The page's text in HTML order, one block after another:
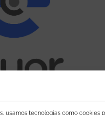
usamos tecnologias como cookies